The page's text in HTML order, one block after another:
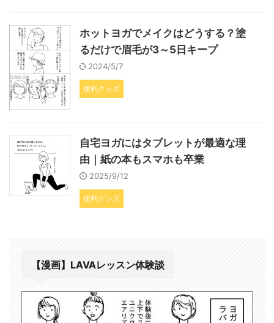
ホットヨガでメイクはどうする？塗
るだけで眉毛が3～5日キープ
2024/5/7
便利グッズ
自宅ヨガにはタブレットが最適な理
由｜紙の本もスマホも卒業
2025/9/12
便利グッズ
【漫画】LAVAレッスン体験談